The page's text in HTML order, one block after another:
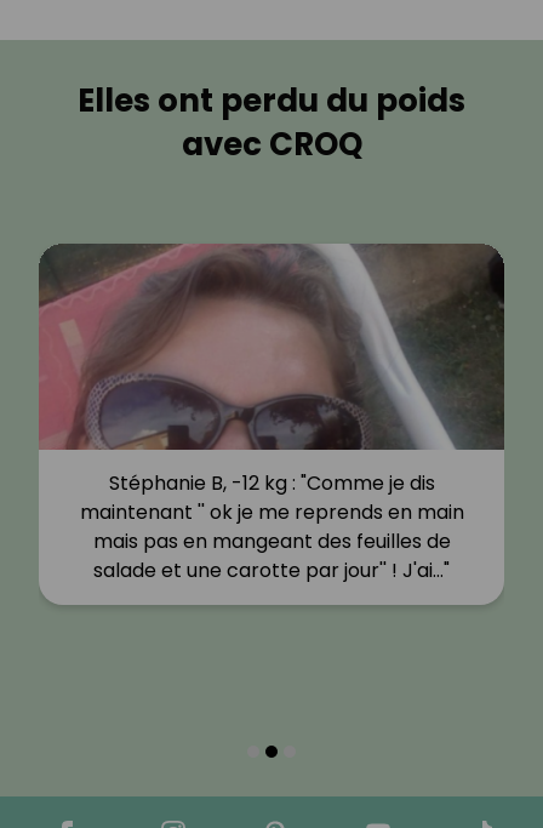
Elles ont perdu du poids
avec CROQ
Stéphanie B, -12 kg : "Comme je dis
maintenant '' ok je me reprends en main
mais pas en mangeant des feuilles de
salade et une carotte par jour'' ! J'ai…"